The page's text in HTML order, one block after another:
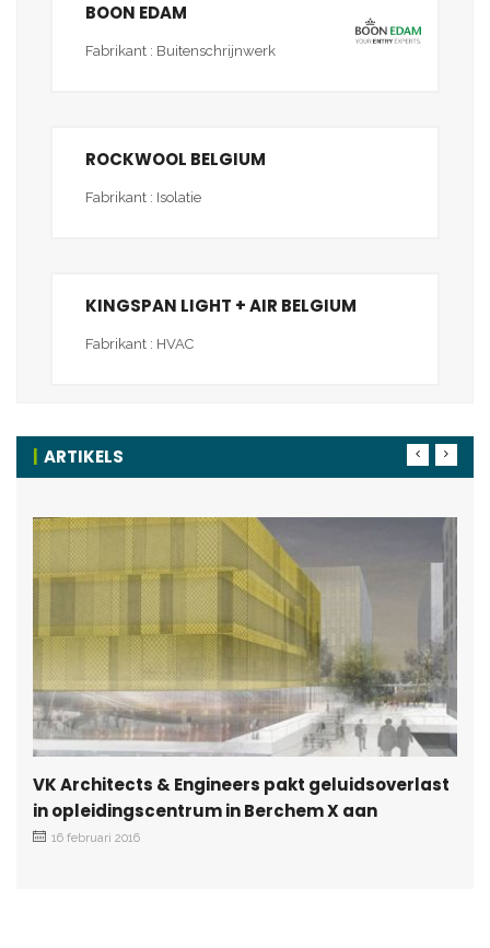
BOON EDAM
Fabrikant : Buitenschrijnwerk
ROCKWOOL BELGIUM
Fabrikant : Isolatie
KINGSPAN LIGHT + AIR BELGIUM
Fabrikant : HVAC
ARTIKELS
VK Architects & Engineers pakt geluidsoverlast
in opleidingscentrum in Berchem X aan
16 februari 2016